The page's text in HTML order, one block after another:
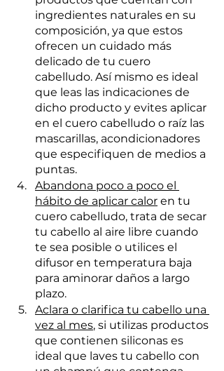
ingredientes naturales en su
composición, ya que estos
ofrecen un cuidado más
delicado de tu cuero
cabelludo. Así mismo es ideal
que leas las indicaciones de
dicho producto y evites aplicar
en el cuero cabelludo o raíz las
mascarillas, acondicionadores
que especifiquen de medios a
puntas.
Abandona poco a poco el
hábito de aplicar calor en tu
cuero cabelludo, trata de secar
tu cabello al aire libre cuando
te sea posible o utilices el
difusor en temperatura baja
para aminorar daños a largo
plazo.
Aclara o clarifica tu cabello una
vez al mes, si utilizas productos
que contienen siliconas es
ideal que laves tu cabello con